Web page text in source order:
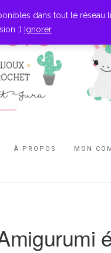
À PROPOS MON
dans tout le réseau
:) Ignorer